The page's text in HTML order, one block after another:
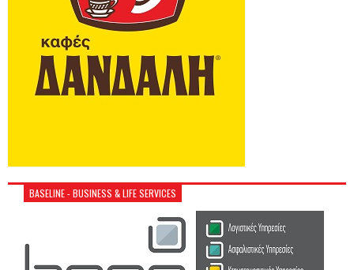
BASELINE - BUSINESS & LIFE SERVICES